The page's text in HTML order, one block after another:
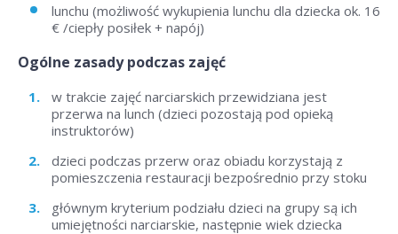
lunchu (możliwość wykupienia lunchu dla dziecka ok. 16
€ /ciepły posiłek + napój)
Ogólne zasady podczas zajęć
w trakcie zajęć narciarskich przewidziana jest
przerwa na lunch (dzieci pozostają pod opieką
instruktorów)
dzieci podczas przerw oraz obiadu korzystają z
pomieszczenia restauracji bezpośrednio przy stoku
głównym kryterium podziału dzieci na grupy są ich
umiejętności narciarskie, następnie wiek dziecka